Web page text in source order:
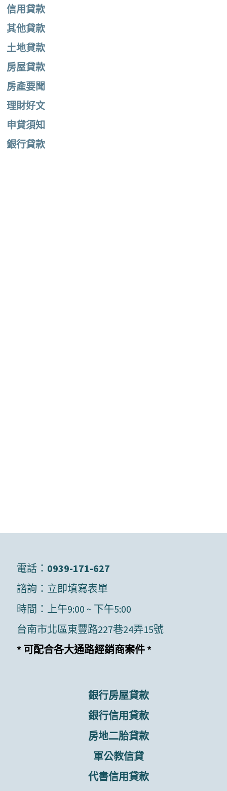
信用貸款
其他貸款
土地貸款
房屋貸款
房產要聞
理財好文
申貸須知
銀行貸款
電話： 0939-171-627
諮詢： 立即填寫表單
時間：上午9:00 ~ 下午5:00
台南市北區東豐路227巷24弄15號
* 可配合各大通路經銷商案件 *
銀行房屋貸款
銀行信用貸款
房地二胎貸款
軍公教信貸
代書信用貸款